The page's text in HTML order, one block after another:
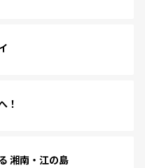
！
湘南・江の島